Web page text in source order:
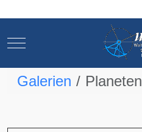
Mobile Menu Toggle
Galerien Planeten